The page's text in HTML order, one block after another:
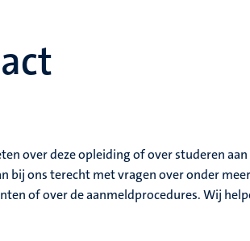
over deze opleiding of over studeren aan
bij ons terecht met vragen over onder
of over de aanmeldprocedures. Wij